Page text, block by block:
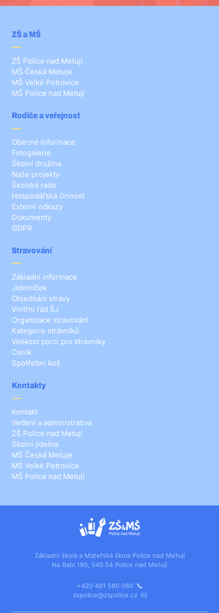
ZŠ a MŠ
ZŠ Police nad Metují
MŠ Česká Metuje
MŠ Velké Petrovice
MŠ Police nad Metují
Rodiče a veřejnost
Obecné informace
Fotogalerie
Školní družina
Naše projekty
Školská rada
Hospodářská činnost
Externí odkazy
Dokumenty
GDPR
Stravování
Základní informace
Jídelníček
Objednání stravy
Vnitřní řád ŠJ
Organizace stravování
Kategorie strávníků
Velikost porcí pro strávníky
Ceník
Spotřební koš
Kontakty
Kontakt
Vedení a administrativa
ZŠ Police nad Metují
Školní jídelna
MŠ Česká Metuje
MŠ Velké Petrovice
MŠ Police nad Metují
Základní škola a Mateřská škola Police nad Metují
Na Babí 190, 549 54 Police nad Metují
+420 491 580 080
zspolice@zspolice.cz